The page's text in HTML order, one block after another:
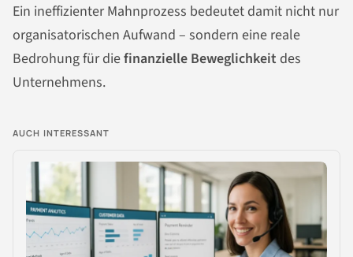
Ein ineffizienter Mahnprozess bedeutet damit nicht nur
organisatorischen Aufwand – sondern eine reale
Bedrohung für diefinanzielle Beweglichkeit des
Unternehmens.
AUCH INTERESSANT